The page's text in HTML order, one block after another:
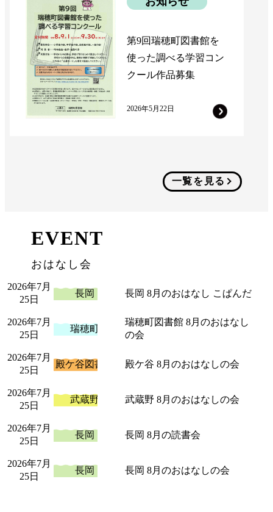
第9回瑞穂町図書館を
使った調べる学習コン
クール作品募集
2026年5月22日
一覧を見る
EVENT
おはなし会
2026年7月
25日
長岡 長岡 8月のおはなし こぱんだ
2026年7月
25日
瑞穂町
瑞穂町図書館 8月のおはなし
の会
2026年7月
25日
殿ケ谷図書館 殿ケ谷 8月のおはなしの会
2026年7月
25日
武蔵野 武蔵野 8月のおはなしの会
2026年7月
25日
長岡 長岡 8月の読書会
2026年7月
25日
長岡 長岡 8月のおはなしの会